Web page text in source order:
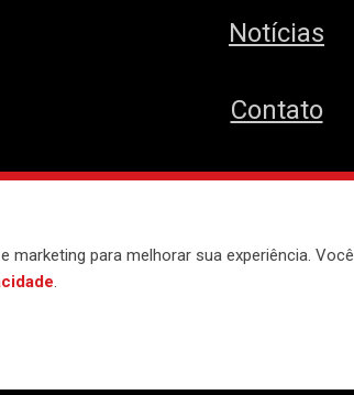
para melhorar sua experiência. Você
.
Notícias
Contato